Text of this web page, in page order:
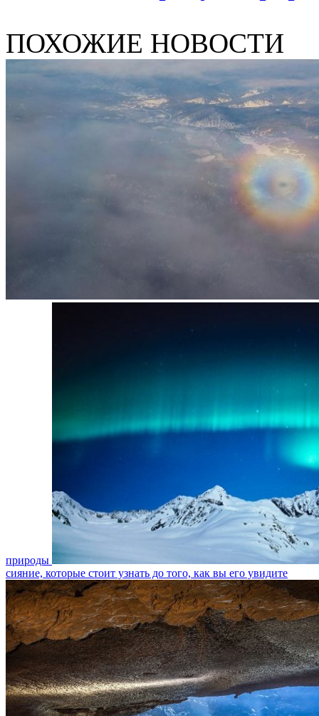
ПОХОЖИЕ НОВОСТИ
природы
сияние, которые стоит узнать до того, как вы его увидите